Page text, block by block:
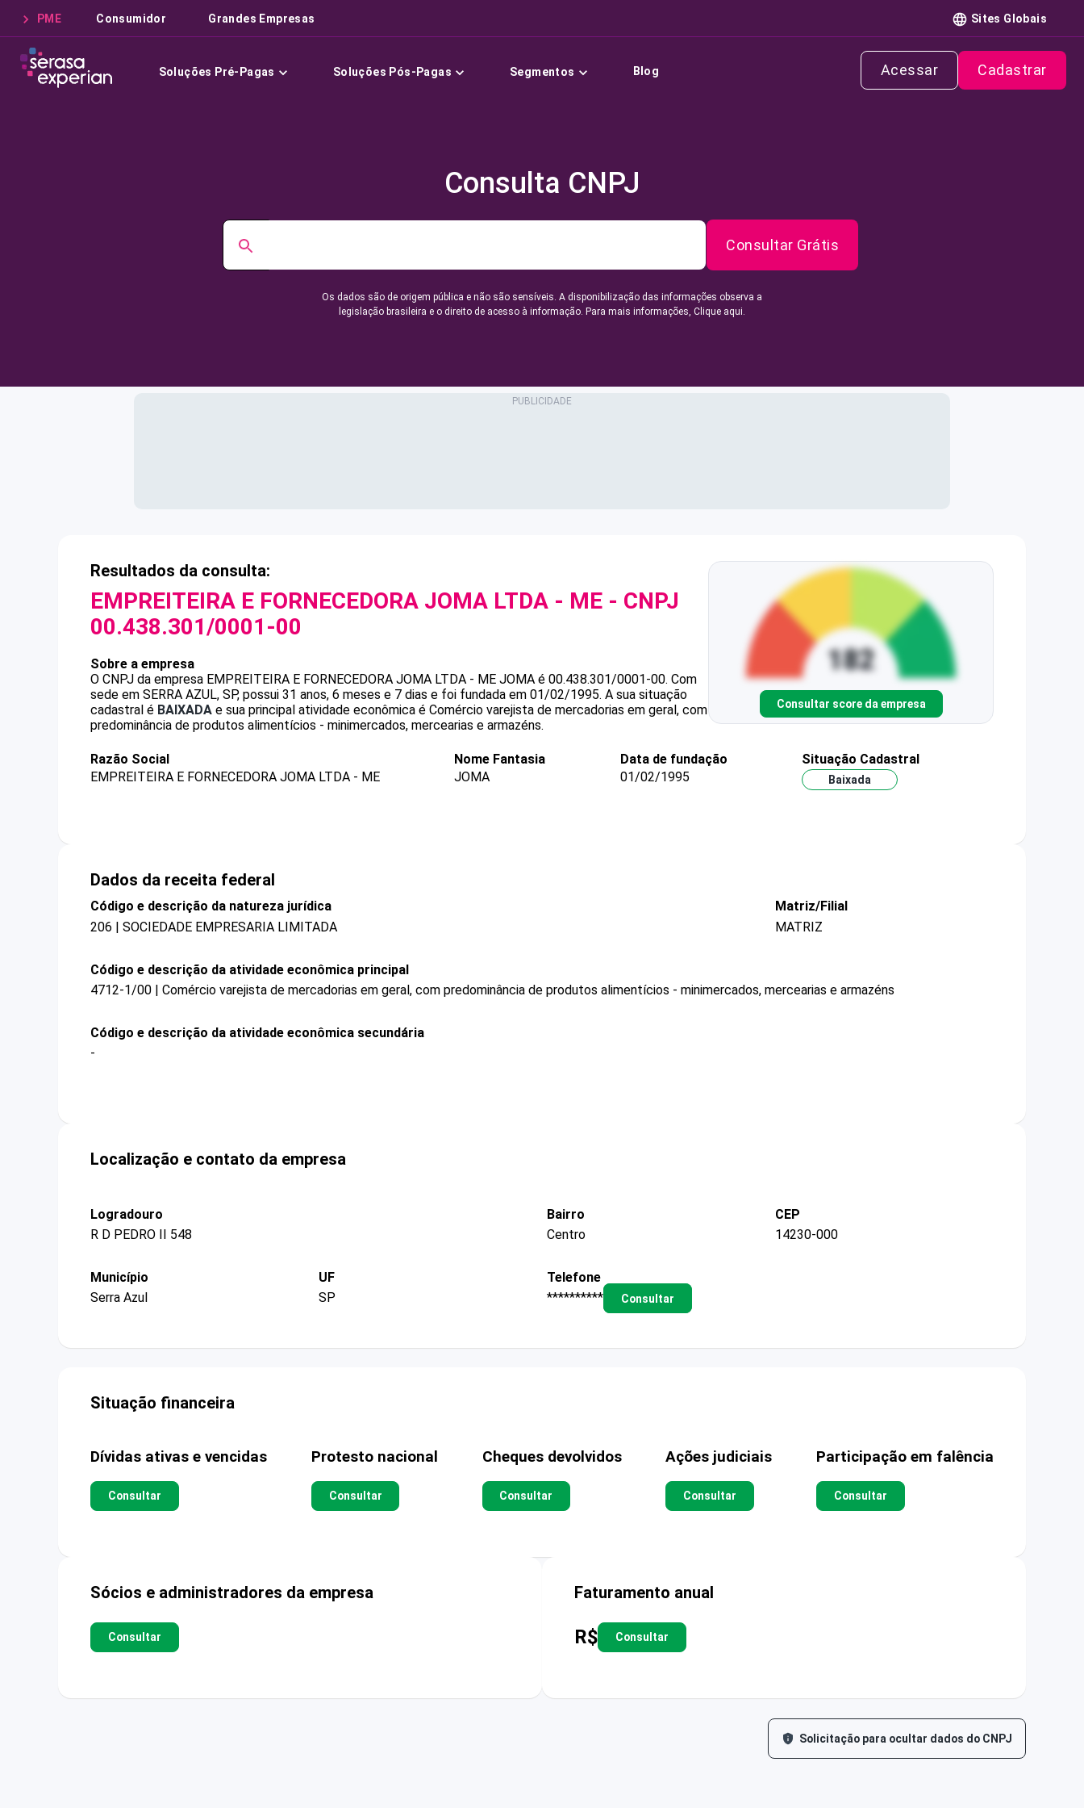
PME Consumidor Grandes Empresas Sites Globais
Soluções Pré-Pagas Soluções Pós-Pagas Segmentos Blog Acessar Cadastrar
Consulta CNPJ
Consultar Grátis
Os dados são de origem pública e não são sensíveis. A disponibilização das informações observa a
legislação brasileira e o direito de acesso à informação. Para mais informações, Clique aqui.
Resultados da consulta:
EMPREITEIRA E FORNECEDORA JOMA LTDA - ME - CNPJ
00.438.301/0001-00
Sobre a empresa
O CNPJ da empresa EMPREITEIRA E FORNECEDORA JOMA LTDA - ME JOMA é 00.438.301/0001-00. Com
sede em SERRA AZUL, SP, possui 31 anos, 6 meses e 7 dias e foi fundada em 01/02/1995. A sua situação
cadastral é BAIXADA e sua principal atividade econômica é Comércio varejista de mercadorias em geral, com
predominância de produtos alimentícios - minimercados, mercearias e armazéns.
Consultar score da empresa
Razão Social
EMPREITEIRA E FORNECEDORA JOMA LTDA - ME
Nome Fantasia
JOMA
Data de fundação
01/02/1995
Situação Cadastral
Baixada
Dados da receita federal
Código e descrição da natureza jurídica
206 | SOCIEDADE EMPRESARIA LIMITADA
Matriz/Filial
MATRIZ
Código e descrição da atividade econômica principal
4712-1/00 | Comércio varejista de mercadorias em geral, com predominância de produtos alimentícios - minimercados, mercearias e armazéns
Código e descrição da atividade econômica secundária
-
Localização e contato da empresa
Logradouro
R D PEDRO II 548
Bairro
Centro
CEP
14230-000
Município
Serra Azul
UF
SP
Telefone
**********
Consultar
Situação financeira
Dívidas ativas e vencidas
Consultar
Protesto nacional
Consultar
Cheques devolvidos
Consultar
Ações judiciais
Consultar
Participação em falência
Consultar
Sócios e administradores da empresa
Consultar
Faturamento anual
R$ Consultar
Solicitação para ocultar dados do CNPJ